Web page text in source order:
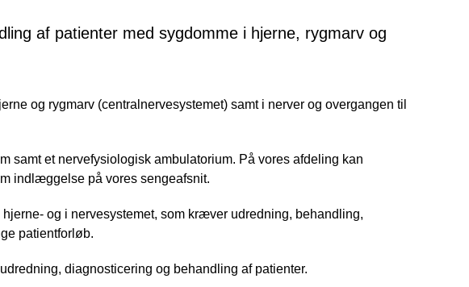
af patienter med sygdomme i hjerne, rygmarv og
og rygmarv (centralnervesystemet) samt i nerver og overgangen til
samt et nervefysiologisk ambulatorium. På vores afdeling kan
indlæggelse på vores sengeafsnit.
og i nervesystemet, som kræver udredning, behandling,
patientforløb.
diagnosticering og behandling af patienter.